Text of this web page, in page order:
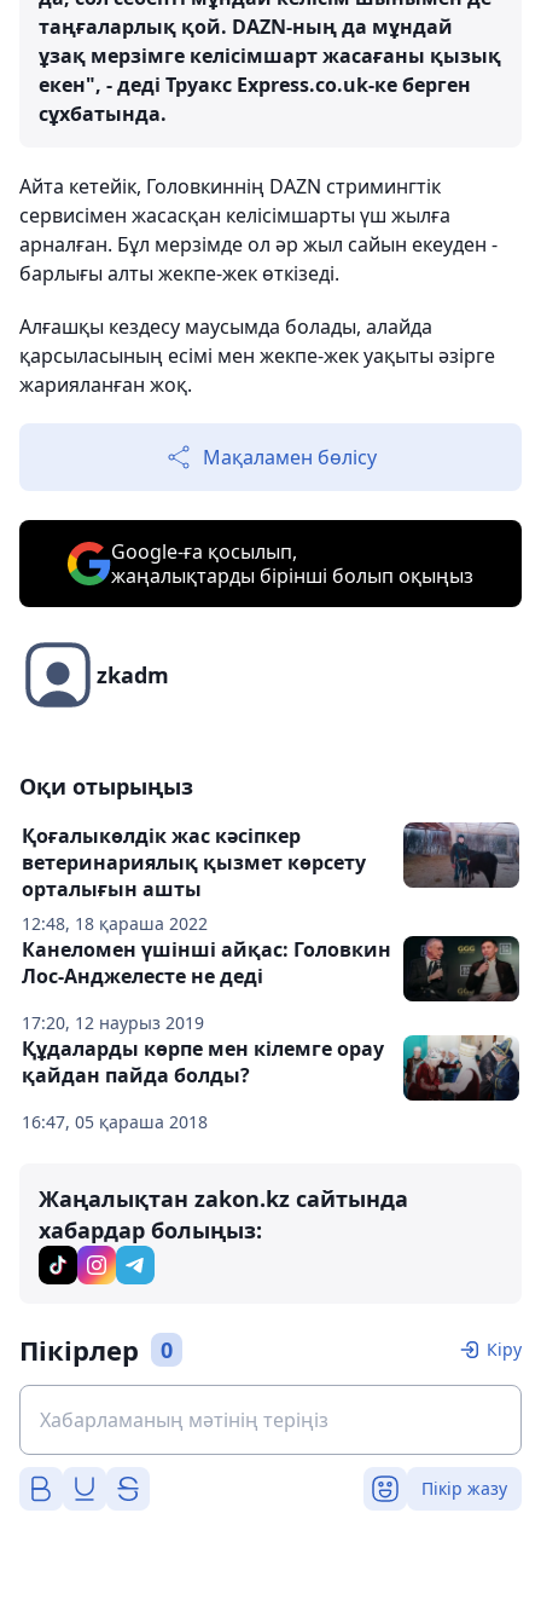
таңғаларлық қой. DAZN-ның да мұндай
ұзақ мерзімге келісімшарт жасағаны қызық
екен", - деді Труакс Express.co.uk-ке берген
сұхбатында.
Айта кетейік, Головкиннің DAZN стримингтік
сервисімен жасасқан келісімшарты үш жылға
арналған. Бұл мерзімде ол әр жыл сайын екеуден -
барлығы алты жекпе-жек өткізеді.
Алғашқы кездесу маусымда болады, алайда
қарсыласының есімі мен жекпе-жек уақыты әзірге
жарияланған жоқ.
Мақаламен бөлісу
Google-ға қосылып,
жаңалықтарды бірінші болып оқыңыз
zkadm
Оқи отырыңыз
12:48, 18 қараша 2022
Қоғалыкөлдік жас кәсіпкер
ветеринариялық қызмет көрсету
орталығын ашты
17:20, 12 наурыз 2019
Канеломен үшінші айқас: Головкин
Лос-Анджелесте не деді
16:47, 05 қараша 2018
Құдаларды көрпе мен кілемге орау
қайдан пайда болды?
Жаңалықтан zakon.kz сайтында
хабардар болыңыз:
Пікірлер 0 Кіру
Пікір жазу